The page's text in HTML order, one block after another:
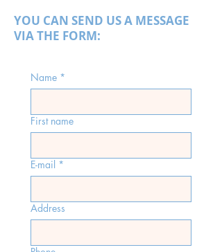
YOU CAN SEND US A MESSAGE
VIA THE FORM:
Name *
First name
E-mail *
Address